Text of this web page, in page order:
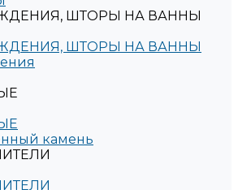
ШТОРЫ НА ВАННЫ
ШТОРЫ НА ВАННЫ
камень